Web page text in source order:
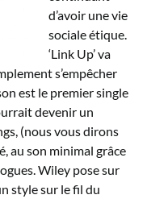
d’avoir une vie
sociale étique.
‘Link Up’ va
s’empêcher
est le premier single
devenir un
(nous vous dirons
au son minimal grâce
Wiley pose sur
style sur le fil du